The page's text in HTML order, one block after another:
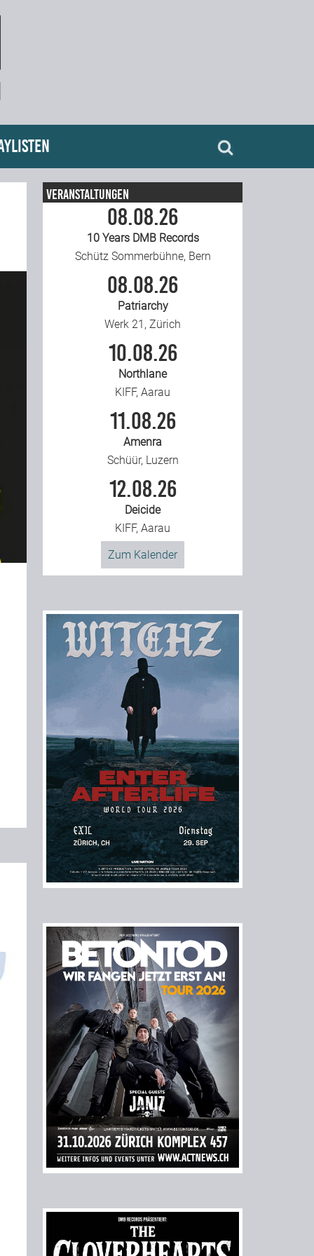
Veranstaltungen
08.08.26
10 Years DMB Records
Schütz Sommerbühne, Bern
08.08.26
Patriarchy
Werk 21, Zürich
10.08.26
Northlane
KIFF, Aarau
11.08.26
Amenra
Schüür, Luzern
12.08.26
Deicide
KIFF, Aarau
Zum Kalender